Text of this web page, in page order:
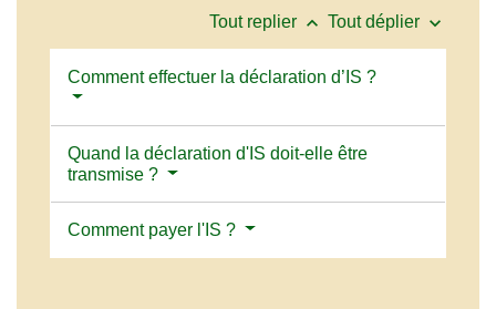
Tout replier keyboard_arrow_up Tout déplier keyboard_arrow_down
Comment effectuer la déclaration d’IS ?
Quand la déclaration d'IS doit-elle être
transmise ?
Comment payer l'IS ?